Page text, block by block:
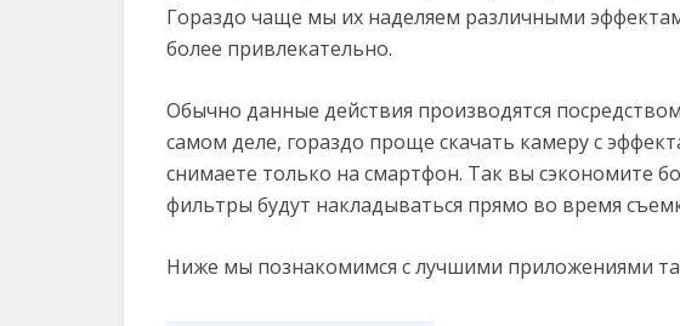
Гораздо чаще мы их наделяем различными
более привлекательно.
Обычно данные действия производятся
самом деле, гораздо проще скачать камеру с
снимаете только на смартфон. Так вы сэкономите
фильтры будут накладываться прямо во время
Ниже мы познакомимся с лучшими приложениями